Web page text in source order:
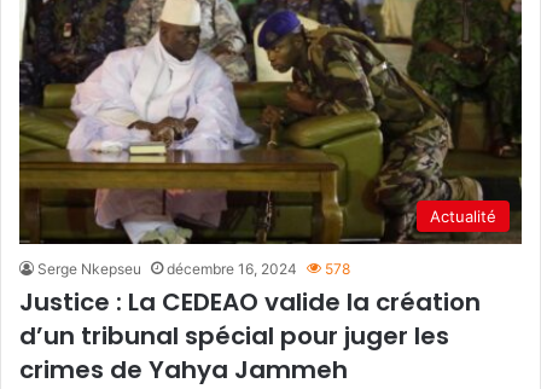
Actualité
Serge Nkepseu décembre 16, 2024 578
Justice : La CEDEAO valide la création
d’un tribunal spécial pour juger les
crimes de Yahya Jammeh